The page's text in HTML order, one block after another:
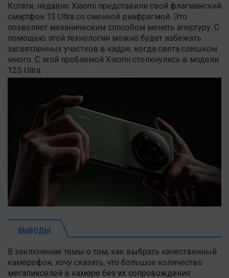
Кстати, недавно Xiaomi представили свой флагманский
смартфон 13 Ultra со сменной диафрагмой. Это
позволяет механическим способом менять апертуру. С
помощью этой технологии можно будет избежать
засветленных участков в кадре, когда света слишком
много. С этой проблемой Xiaomi столкнулись в модели
12S Ultra.
ВЫВОДЫ
В заключение темы о том, как выбрать качественный
камерофон, хочу сказать, что большое количество
мегапикселей в камере без их сопровождения